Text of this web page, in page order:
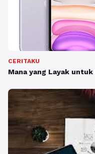
CERITAKU
Mana yang Layak untuk